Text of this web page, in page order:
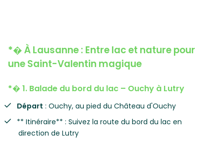
*� À Lausanne : Entre lac et nature pour
une Saint-Valentin magique
*� 1. Balade du bord du lac – Ouchy à Lutry
Départ : Ouchy, au pied du Château d'Ouchy
** Itinéraire** : Suivez la route du bord du lac en
direction de Lutry